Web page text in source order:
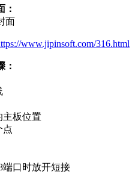
：
www.jipinsoft.com/316.html
：
主板位置
点
端口时放开短接